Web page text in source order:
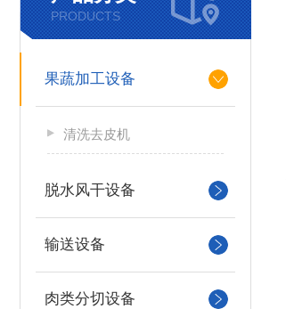
PRODUCTS
果蔬加工设备
清洗去皮机
脱水风干设备
输送设备
肉类分切设备